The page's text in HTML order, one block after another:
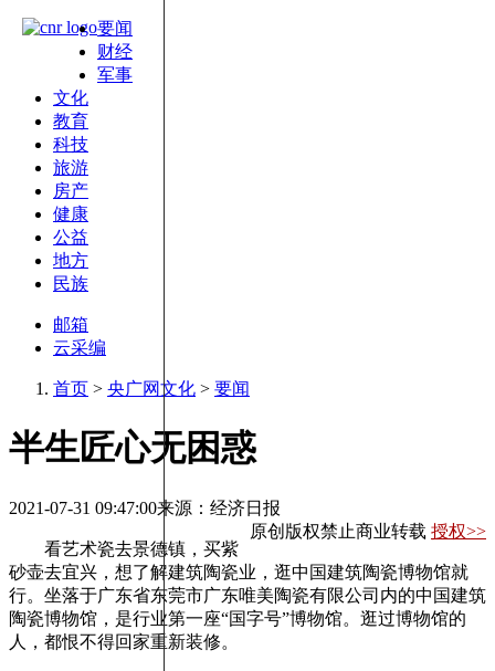
要闻
财经
军事
文化
教育
科技
旅游
房产
健康
公益
地方
民族
邮箱
云采编
首页 > 央广网文化 > 要闻
半生匠心无困惑
2021-07-31 09:47:00来源：经济日报
原创版权禁止商业转载 授权>>
看艺术瓷去景德镇，买紫
砂壶去宜兴，想了解建筑陶瓷业，逛中国建筑陶瓷博物馆就
行。坐落于广东省东莞市广东唯美陶瓷有限公司内的中国建筑
陶瓷博物馆，是行业第一座“国字号”博物馆。逛过博物馆的
人，都恨不得回家重新装修。